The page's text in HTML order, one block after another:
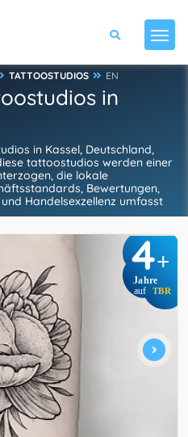
TATTOOSTUDIOS EN
in
in Kassel, Deutschland,
tattoostudios werden einer
die lokale
Bewertungen,
Handelsexzellenz umfasst
4+
Jahre
auf TBR